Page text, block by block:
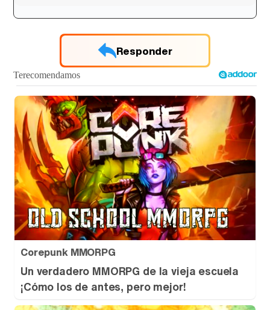
Responder
Corepunk MMORPG
Un verdadero MMORPG de la vieja escuela
¡Cómo los de antes, pero mejor!